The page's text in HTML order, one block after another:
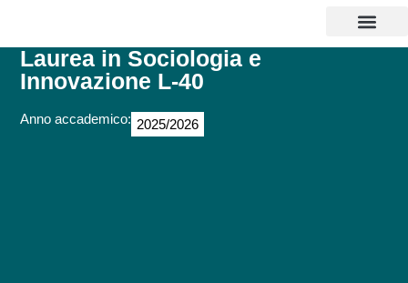
Laurea in Sociologia e
Innovazione L-40
Anno accademico: 2025/2026